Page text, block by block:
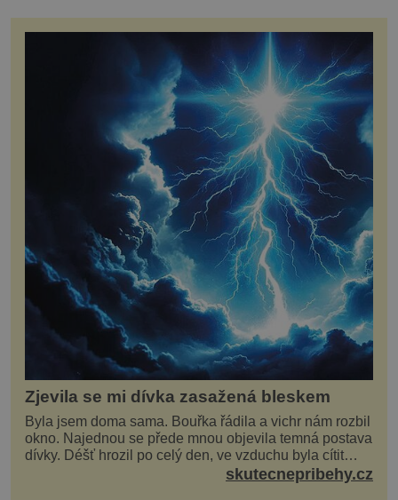
Zjevila se mi dívka zasažená bleskem
Byla jsem doma sama. Bouřka řádila a vichr nám rozbil
okno. Najednou se přede mnou objevila temná postava
dívky. Déšť hrozil po celý den, ve vzduchu byla cítit
bouřka. Do topolů před domem se opřel ví...skutecnepribehy.cz